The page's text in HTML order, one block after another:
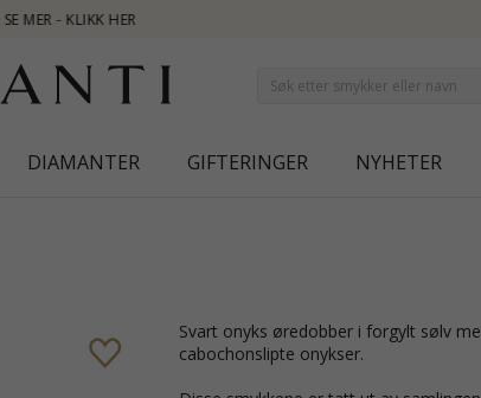
DIAMANTER GIFTERINGER NYHETER
svart onyks øredobber i forgylt sølv med sandblåst overflate og 4
cabochonslipte onykser.